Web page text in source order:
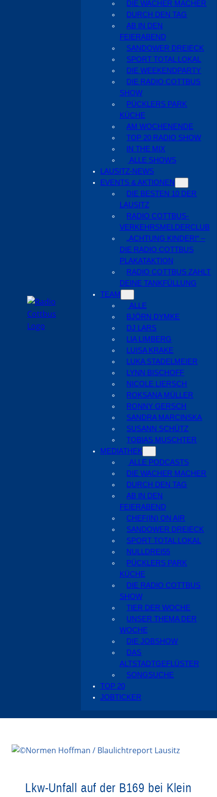
DIE WACHER MACHER
DURCH DEN TAG
AB IN DEN
FEIERABEND
SANDOWER DREIECK
SPORT TOTAL LOKAL
DIE WEEKENDPARTY
DIE RADIO COTTBUS
SHOW
PÜCKLERS PARK
KÜCHE
AM WOCHENENDE
TOP 20 RADIO SHOW
IN THE MIX
ALLE SHOWS
LAUSITZ-NEWS
EVENTS & AKTIONEN
DIE BESTEN 10 DER
LAUSITZ
RADIO COTTBUS-
VERKEHRSMELDERCLUB
„ACHTUNG KINDER!“ –
DIE RADIO COTTBUS
PLAKATAKTION
RADIO COTTBUS ZAHLT
DEINE TANKFÜLLUNG
TEAM
ALLE
BJÖRN DYMKE
DJ LARS
LIA LIMBERG
LUISA KRAKE
LUKA STADELMEIER
LYNN BISCHOFF
NICOLE LIERSCH
ROKSANA MÜLLER
RONNY GERSCH
SANDRA MARCINSKA
SUSANN SCHÜTZ
TOBIAS MUSCHTER
MEDIATHEK
ALLE PODCASTS
DIE WACHER MACHER
DURCH DEN TAG
AB IN DEN
FEIERABEND
CHEF(IN) ON AIR
SANDOWER DREIECK
SPORT TOTAL LOKAL
NULLDREI55
PÜCKLERS PARK
KÜCHE
DIE RADIO COTTBUS
SHOW
TIER DER WOCHE
UNSER THEMA DER
WOCHE
DIE JOBSHOW
DAS
ALTSTADTGEFLÜSTER
SONGSUCHE
TOP 20
JOBTICKER
Lkw-Unfall auf der B169 bei Klein